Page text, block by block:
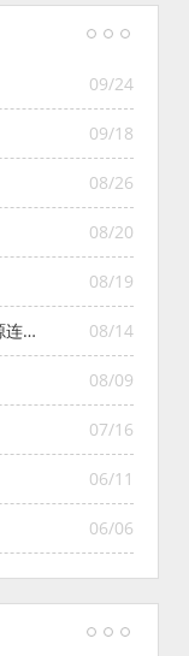
09/24
09/18
08/26
08/20
08/19
08/14
接
08/09
07/16
06/11
06/06